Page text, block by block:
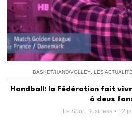
BASKET/HAND/VOLLEY, LES
Handball: la Fédération fait
à deux
Le Sport Business 12